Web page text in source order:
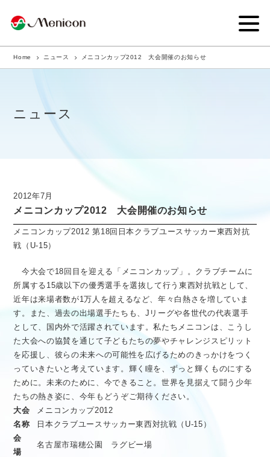
企業情報
商品サイト
ニュース
採用情報
医療従事者向け情報
Home ニュース メニコンカップ2012 大会開催のお知らせ
ニュース
2012年7月
メニコンカップ2012 大会開催のお知らせ
メニコンカップ2012 第18回日本クラブユースサッカー東西対抗
戦（U-15）
今大会で18回目を迎える「メニコンカップ」。クラブチームに
所属する15歳以下の優秀選手を選抜して行う東西対抗戦として、
近年は来場者数が1万人を超えるなど、年々白熱さを増していま
す。また、過去の出場選手たちも、Jリーグや各世代の代表選手
として、国内外で活躍されています。私たちメニコンは、こうし
た大会への協賛を通じて子どもたちの夢やチャレンジスピリット
を応援し、彼らの未来への可能性を広げるためのきっかけをつく
っていきたいと考えています。輝く瞳を、ずっと輝くものにする
ために。未来のために、今できること。世界を見据えて闘う少年
たちの熱き姿に、今年もどうぞご期待ください。
大会
名称
メニコンカップ2012
日本クラブユースサッカー東西対抗戦（U-15）
会
場
名古屋市瑞穂公園 ラグビー場